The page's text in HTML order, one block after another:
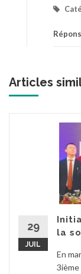
Articles
29
JUIL
la
En
3ième